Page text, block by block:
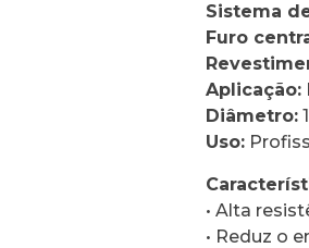
Sistema
Furo
Aplicação:
Diâmetro:
Uso:
• Alta
• Reduz o